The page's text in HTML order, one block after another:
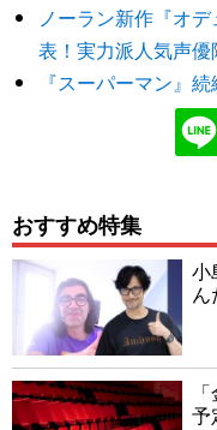
ノーラン新作『オ
表！実力派人気声
『スーパーマン』
おすすめ特集
小
ん
予